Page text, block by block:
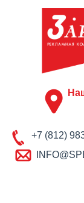
+7 (812)